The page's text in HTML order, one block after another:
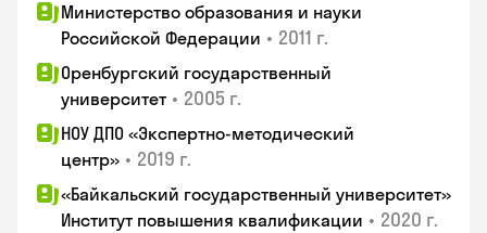
Министерство образования и науки
Российской Федерации • 2011 г.
Оренбургский государственный
университет • 2005 г.
НОУ ДПО «Экспертно-методический
центр» • 2019 г.
«Байкальский государственный университет»
Институт повышения квалификации • 2020 г.